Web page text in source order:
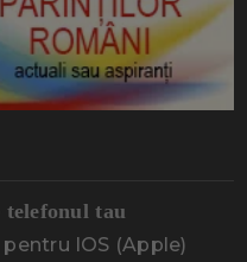
telefonul tau
pentru IOS (Apple)